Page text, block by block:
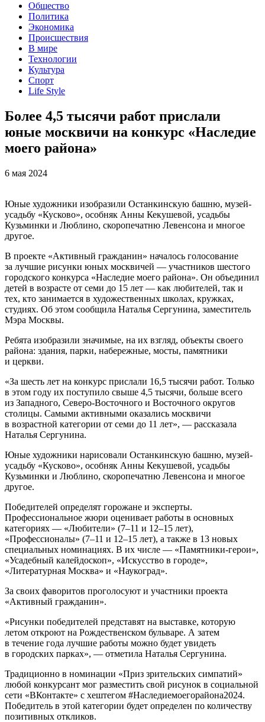
Общество
Политика
Экономика
Происшествия
В мире
Технологии
Культура
Спорт
Life Style
Более 4,5 тысячи работ прислали
юные москвичи на конкурс «Наследие
моего района»
6 мая 2024
Юные художники изобразили Останкинскую башню, музей-
усадьбу «Кусково», особняк Анны Кекушевой, усадьбы
Кузьминки и Люблино, скоропечатню Левенсона и многое
другое.
В проекте «Активный гражданин» началось голосование
за лучшие рисунки юных москвичей — участников шестого
городского конкурса «Наследие моего района». Он объединил
детей в возрасте от семи до 15 лет — как любителей, так и
тех, кто занимается в художественных школах, кружках,
студиях. Об этом сообщила Наталья Сергунина, заместитель
Мэра Москвы.
Ребята изобразили значимые, на их взгляд, объекты своего
района: здания, парки, набережные, мосты, памятники
и церкви.
«За шесть лет на конкурс прислали 16,5 тысячи работ. Только
в этом году их поступило свыше 4,5 тысячи, больше всего
из Западного, Северо-Восточного и Восточного округов
столицы. Самыми активными оказались москвичи
в возрастной категории от семи до 11 лет», — рассказала
Наталья Сергунина.
Юные художники нарисовали Останкинскую башню, музей-
усадьбу «Кусково», особняк Анны Кекушевой, усадьбы
Кузьминки и Люблино, скоропечатню Левенсона и многое
другое.
Победителей определят горожане и эксперты.
Профессиональное жюри оценивает работы в основных
категориях — «Любители» (7–11 и 12–15 лет),
«Профессионалы» (7–11 и 12–15 лет), а также в 13 новых
специальных номинациях. В их числе — «Памятники-герои»,
«Усадебный калейдоскоп», «Искусство в городе»,
«Литературная Москва» и «Наукоград».
За своих фаворитов проголосуют и участники проекта
«Активный гражданин».
«Рисунки победителей представят на выставке, которую
летом откроют на Рождественском бульваре. А затем
в течение года лучшие работы можно будет увидеть
в городских парках», — отметила Наталья Сергунина.
Традиционно в номинации «Приз зрительских симпатий»
любой конкурсант мог разместить свой рисунок в социальной
сети «ВКонтакте» с хештегом #Наследиемоегорайона2024.
Победитель в этой категории будет определен по количеству
позитивных откликов.